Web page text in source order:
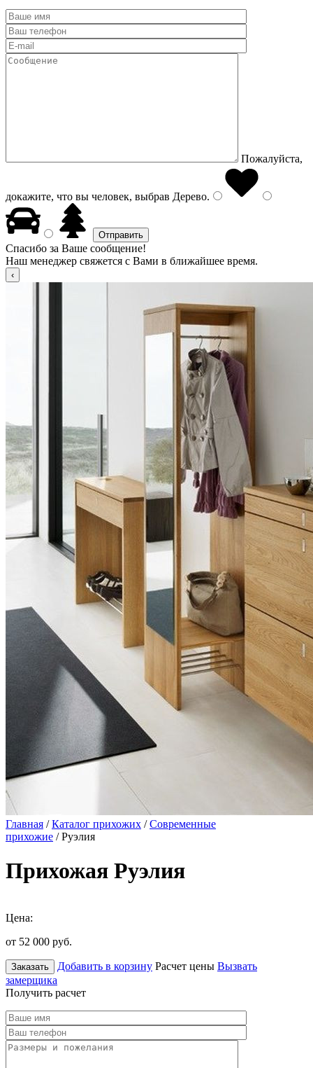
Пожалуйста,
докажите, что вы человек, выбрав Дерево.
Спасибо за Ваше сообщение!
Наш менеджер свяжется с Вами в ближайшее время.
Главная /Каталог прихожих /Современные
прихожие / Руэлия
Прихожая Руэлия
Цена:
от 52 000 руб.
Заказать Добавить в корзину Расчет цены Вызвать
замерщика
Получить расчет